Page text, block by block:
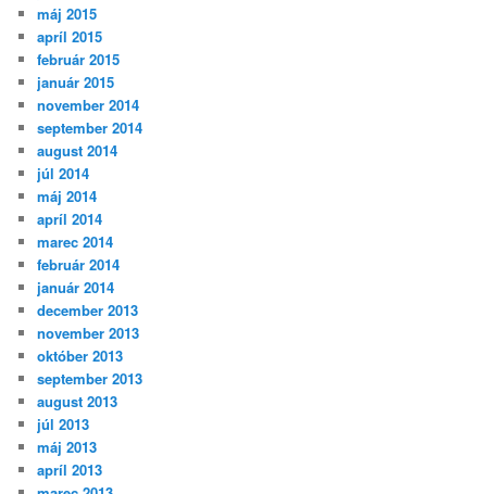
máj 2015
apríl 2015
február 2015
január 2015
november 2014
september 2014
august 2014
júl 2014
máj 2014
apríl 2014
marec 2014
február 2014
január 2014
december 2013
november 2013
október 2013
september 2013
august 2013
júl 2013
máj 2013
apríl 2013